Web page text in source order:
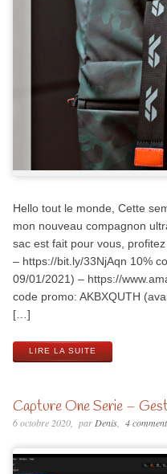
Hello tout le monde, Cette
mon nouveau compagnon
sac est fait pour vous,
– https://bit.ly/33NjAqn 10%
09/01/2021) – https://
code promo: AKBXQUTH
[…]
LIRE LA SUITE
Capture One Serie –
6 octobre 2020 par Denis 4